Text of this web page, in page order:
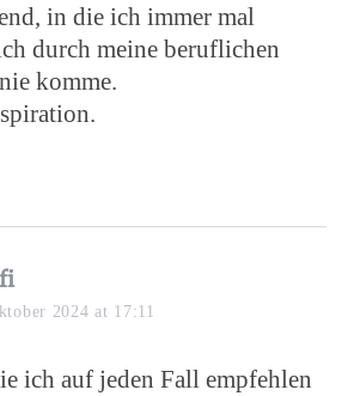
in die ich immer mal
durch meine beruflichen
komme.
2024 at 17:11
ich auf jeden Fall empfehlen